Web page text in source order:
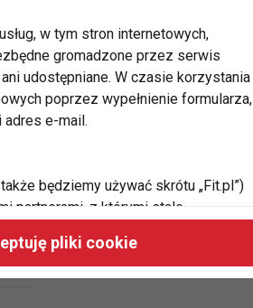
w tym stron internetowych,
gromadzone przez serwis
udostępniane. W czasie korzystania
poprzez wypełnienie formularza,
e-mail.
będziemy używać skrótu „Fit.pl”)
partnerami, z którymi stale
pliki cookie